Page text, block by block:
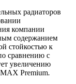
радиаторов
компании
содержанием
стойкостью к
сравнению с
увеличению
Premium.